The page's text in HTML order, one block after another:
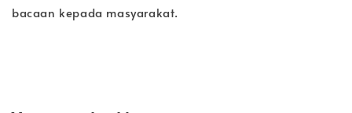
bacaan kepada masyarakat.